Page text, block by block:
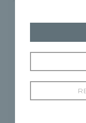
- Licenciado
Universidad
- Hospital
Valdecilla
- Examen
- Residencia